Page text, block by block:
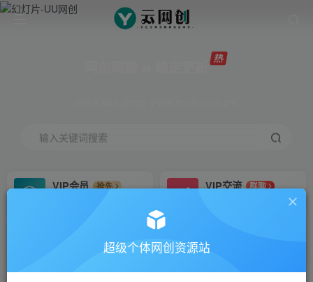
输入关键词搜索
VIP会员
抢先
VIP交流
群聊
研究探讨更多创业项目路子。
会员专属推广链接
招募站长
超级个体网创资源站